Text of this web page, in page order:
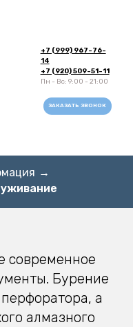
+7 (999) 967-76-
14
+7 (920) 509-51-11
Пн - Вс: 9:00 - 21:00
ЗАКАЗАТЬ ЗВОНОК
в
→
современное
Бурение
а
алмазного